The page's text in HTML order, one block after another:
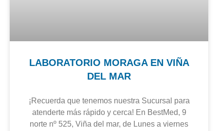
LABORATORIO MORAGA EN VIÑA
DEL MAR
¡Recuerda que tenemos nuestra Sucursal para
atenderte más rápido y cerca! En BestMed, 9
norte nº 525, Viña del mar, de Lunes a viernes